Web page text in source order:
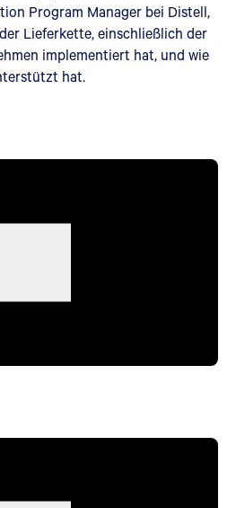
Program Manager bei Distell,
Lieferkette, einschließlich der
implementiert hat, und wie
hat.